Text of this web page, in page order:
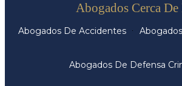
Abogados Cerca
Abogados De Accidentes
Abogados De Defensa